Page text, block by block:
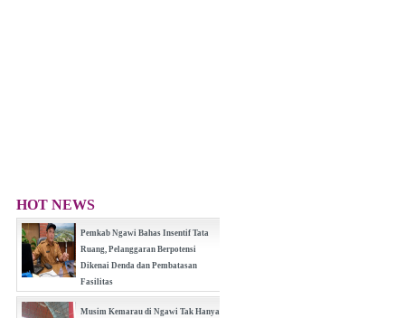
HOT NEWS
Pemkab Ngawi Bahas Insentif Tata
Ruang, Pelanggaran Berpotensi
Dikenai Denda dan Pembatasan
Fasilitas
(0 Reply(s))
Musim Kemarau di Ngawi Tak Hanya